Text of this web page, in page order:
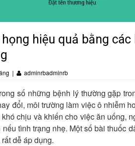
hiệu quả bằng
| adminrbadminrb
số những bệnh lý thường gặp
đổi, môi trường làm việc ô nhiễm
chịu và khiến cho việc ăn uống,
tình trạng nhẹ. Một số bài thuốc
dễ áp dụng.